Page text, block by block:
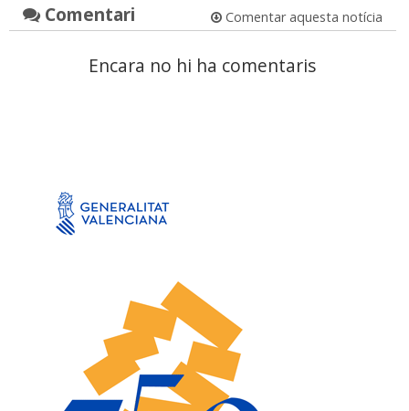
Comentari Comentar aquesta notícia
Encara no hi ha comentaris